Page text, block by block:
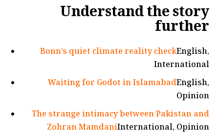
Understand the story
further
Bonn’s quiet climate reality checkEnglish,
International
Waiting for Godot in IslamabadEnglish,
Opinion
The strange intimacy between Pakistan and
Zohran MamdaniInternational, Opinion